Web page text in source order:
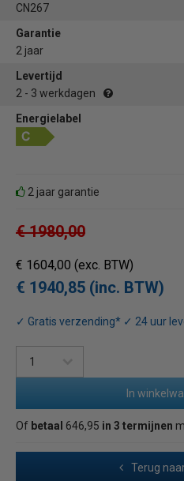
CN267
Garantie
2 jaar
Levertijd
2 - 3 werkdagen
Energielabel
2 jaar garantie
€ 1980,00
€ 1604,00 (exc. BTW)
€ 1940,85 (inc. BTW)
✓ Gratis verzending* ✓ 24 uur
In
Of betaal 646,95 in 3 termijnen
Terug